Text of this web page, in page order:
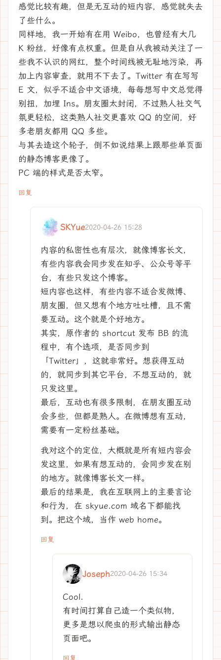
感觉比较有趣，但是无互动的短内容，感觉就失去
了些什么。
同样地，我一开始有在用 Weibo，也曾经有大几
K 粉丝，好像有点权重。但是自从我被动关注了一
些我不认识的网红，整个时间线被无耻地污染，再
加上内容审查，就用不下去了。Twitter 有在写写
E 文，似乎不适合中文语境，每每想写中文总觉得
别扭，加埋 Ins。朋友圈太封闭，不过熟人社交气
氛更轻松，这类熟人社交更喜欢 QQ 的空间，好
多老朋友都用 QQ 多些。
与其去造这个轮子，倒不如说结果上跟那些单页面
的静态博客更像了。
PC 端的样式是否太窄。
回复
SKYue2020-04-26 15:28
内容的私密性也有层次，就像博客长文，
有些内容我会同步发在知乎、公众号等平
台，有些只发这个博客。
短内容也这样，有些内容不适合发微博、
朋友圈，但又想有个地方吐吐槽，且不需
要互动。这个就是个好地方。
其实，原作者的 shortcut 发布 BB 的流
程中，有个选项，是否同步到
「Twitter」，这就非常好。想获得互动
的，就同步到其它平台，不想互动的，就
只发这里。
最后，互动也有很多限制，在朋友圈互动
会多些，但都是熟人。在微博想有互动，
需要有一定粉丝基础。
我对这个的定位，大概就是所有短内容会
发这里，如果有想互动的，会同步发在别
的地方。就像博客长文一样。
最后的结果是，我在互联网上的主要言论
和行为，在 skyue.com 域名下都能找
到。把这个域，当作 web home。
回复
Joseph2020-04-26 15:34
Cool.
有时间打算自己造一个类似物，
更多是想以爬虫的形式输出静态
页面吧。
回复